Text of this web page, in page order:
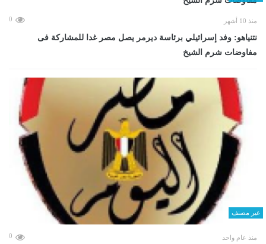
منذ 10 أشهر 0
نتنياهو: وفد إسرائيلي برئاسة ديرمر يصل مصر غدا للمشاركة فى
مفاوضات شرم الشيخ
غير مصنف
منذ عام واحد 0